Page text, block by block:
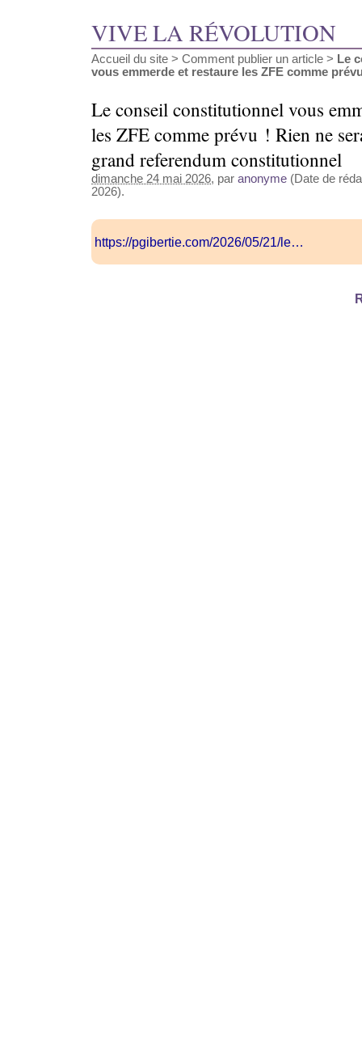
VIVE LA RÉVOLUTION
Accueil du site > Comment publier un article > Le
vous emmerde et restaure les ZFE comme
Le conseil constitutionnel vous
les ZFE comme prévu ! Rien ne
grand referendum constitutionnel
dimanche 24 mai 2026, par anonyme (Date de
2026).
https://pgibertie.com/2026/05/21/le…